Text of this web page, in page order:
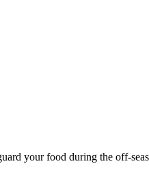
your food during the off-